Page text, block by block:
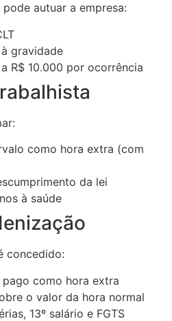
autuar a empresa:
gravidade
R$ 10.000 por ocorrência
como hora extra (com
da lei
à saúde
concedido:
como hora extra
o valor da hora normal
13º salário e FGTS